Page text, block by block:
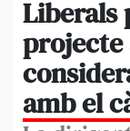
Liberals
projecte
amb el